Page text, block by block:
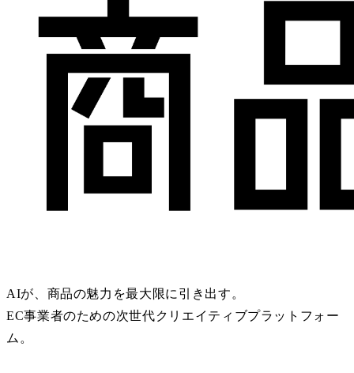
AIが、商品の魅力を最大限に引き出す。
EC事業者のための次世代クリエイティブプラットフォー
ム。